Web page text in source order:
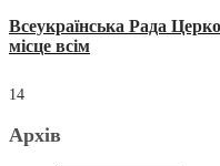
Всеукраїнська Рада
місце всім
14
Архів